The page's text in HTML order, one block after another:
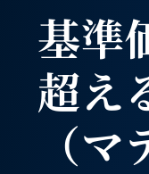
基準
超え
（マ